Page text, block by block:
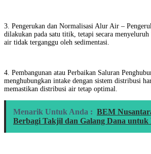
3. Pengerukan dan Normalisasi Alur Air –
dilakukan pada satu titik, tetapi secara
air tidak terganggu oleh sedimentasi.
4. Pembangunan atau Perbaikan Saluran
menghubungkan intake dengan sistem distribusi
memastikan distribusi air tetap optimal.
Menarik Untuk Anda : BEM
Berbagi Takjil dan Galang Dana